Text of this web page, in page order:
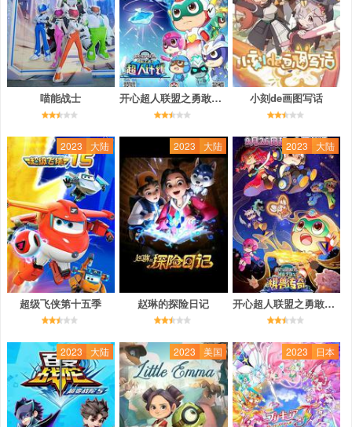
喵能战士 开心超人联盟之勇敢之城2超人计划 小刻de画图写话
2023 大陆
超级飞侠第十五季
2023 大陆
赵琳的探险日记
2023 大陆
开心超人联盟之勇敢之城1棋兽传奇
2023 大陆 2023 美国 2023 日本